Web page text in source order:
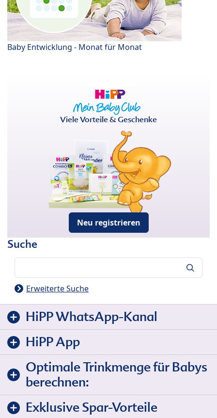
Baby Entwicklung - Monat für Monat
Viele Vorteile & Geschenke
Neu registrieren
Suche
Erweiterte Suche
HiPP WhatsApp-Kanal
HiPP App
Optimale Trinkmenge für Babys
berechnen:
Exklusive Spar-Vorteile